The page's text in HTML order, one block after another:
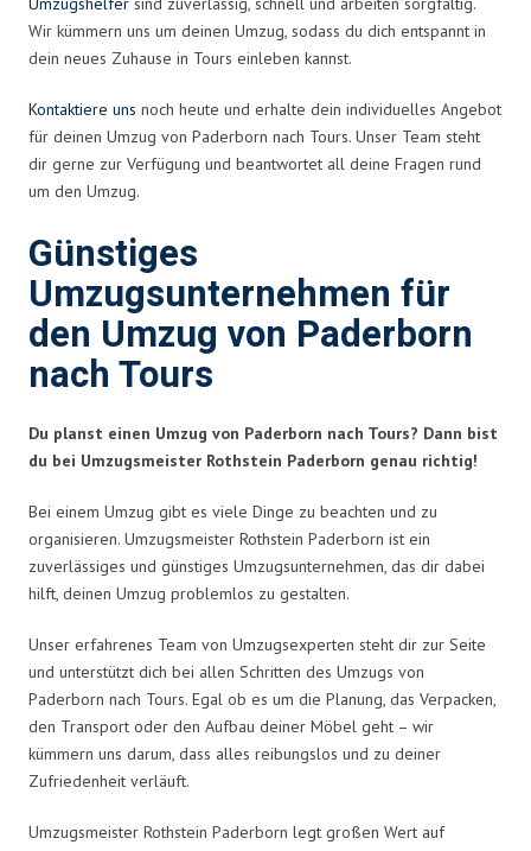
Wir kümmern uns um deinen Umzug, sodass du dich entspannt in
dein neues Zuhause in Tours einleben kannst.
Kontaktiere uns noch heute und erhalte dein individuelles Angebot
für deinen Umzug von Paderborn nach Tours. Unser Team steht
dir gerne zur Verfügung und beantwortet all deine Fragen rund
um den Umzug.
Günstiges
Umzugsunternehmen für
den Umzug von Paderborn
nach Tours
Du planst einen Umzug von Paderborn nach Tours? Dann bist
du bei Umzugsmeister Rothstein Paderborn genau richtig!
Bei einem Umzug gibt es viele Dinge zu beachten und zu
organisieren. Umzugsmeister Rothstein Paderborn ist ein
zuverlässiges und günstiges Umzugsunternehmen, das dir dabei
hilft, deinen Umzug problemlos zu gestalten.
Unser erfahrenes Team von Umzugsexperten steht dir zur Seite
und unterstützt dich bei allen Schritten des Umzugs von
Paderborn nach Tours. Egal ob es um die Planung, das Verpacken,
den Transport oder den Aufbau deiner Möbel geht – wir
kümmern uns darum, dass alles reibungslos und zu deiner
Zufriedenheit verläuft.
Umzugsmeister Rothstein Paderborn legt großen Wert auf